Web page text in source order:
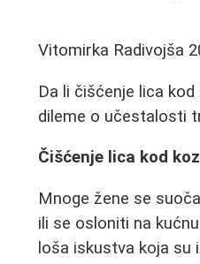
Vitomirka Radivojša
Da li čišćenje lica
dileme o učestalosti
Čišćenje lica kod
Mnoge žene se
ili se osloniti na
loša iskustva koja